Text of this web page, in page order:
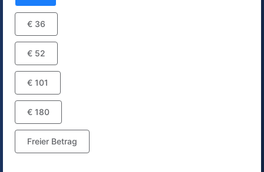
€ 36
€ 52
€ 101
€ 180
Freier Betrag